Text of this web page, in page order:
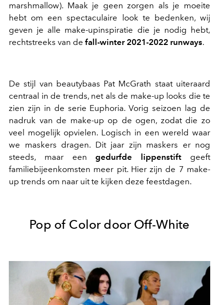
marshmallow). Maak je geen zorgen als je moeite
hebt om een spectaculaire look te bedenken, wij
geven je alle make-upinspiratie die je nodig hebt,
rechtstreeks van de fall-winter 2021-2022 runways.
De stijl van beautybaas Pat McGrath staat uiteraard
centraal in de trends, net als de make-up looks die te
zien zijn in de serie Euphoria. Vorig seizoen lag de
nadruk van de make-up op de ogen, zodat die zo
veel mogelijk opvielen. Logisch in een wereld waar
we maskers dragen. Dit jaar zijn maskers er nog
steeds, maar eengedurfde lippenstift geeft
familiebijeenkomsten meer pit. Hier zijn de 7 make-
up trends om naar uit te kijken deze feestdagen.
Pop of Color door Off-White